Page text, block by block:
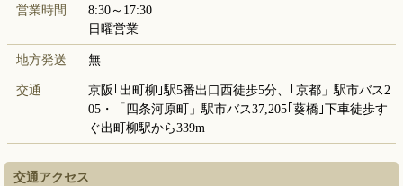
営業時間
8:30～17:30
日曜営業
地方発送 無
交通
京阪｢出町柳｣駅5番出口西徒歩5分、｢京都」駅市バス2
05・「四条河原町」駅市バス37,205｢葵橋｣下車徒歩す
ぐ出町柳駅から339m
交通アクセス